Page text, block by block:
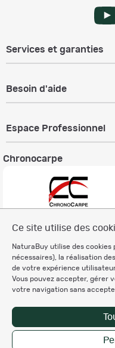
Ce site utilise des
NaturaBuy utilise des
nécessaires), la réalisation
de votre expérience
Vous pouvez accepter, gérer
votre navigation sans
Services et garanties
Besoin d'aide
Espace Professionnel
Chronocarpe
Charte éthique
Mentions légales
Règlement & Conditions
Politique de protection
des données personnelles
Personnalisation des cookies